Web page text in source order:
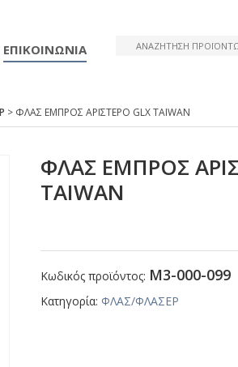
ΕΠΙΚΟΙΝΩΝΙΑ
> ΦΛΑΣ ΕΜΠΡΟΣ ΑΡΙΣΤΕΡΟ GLΧ ΤΑΙWΑΝ
ΦΛΑΣ ΕΜΠΡΟΣ
ΤΑΙWΑΝ
Κωδικός προϊόντος: Μ3-000-099
Κατηγορία: ΦΛΑΣ/ΦΛΑΣΕΡ